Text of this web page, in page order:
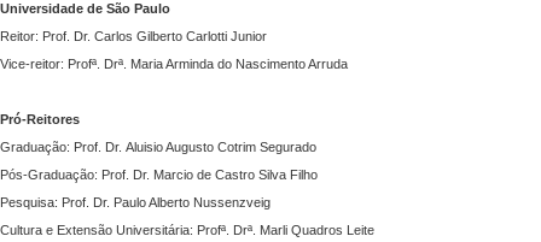
Universidade de São Paulo
Reitor: Prof. Dr. Carlos Gilberto Carlotti Junior
Vice-reitor: Profª. Drª. Maria Arminda do Nascimento Arruda
Pró-Reitores
Graduação: Prof. Dr. Aluisio Augusto Cotrim Segurado
Pós-Graduação: Prof. Dr. Marcio de Castro Silva Filho
Pesquisa: Prof. Dr. Paulo Alberto Nussenzveig
Cultura e Extensão Universitária: Profª. Drª. Marli Quadros Leite